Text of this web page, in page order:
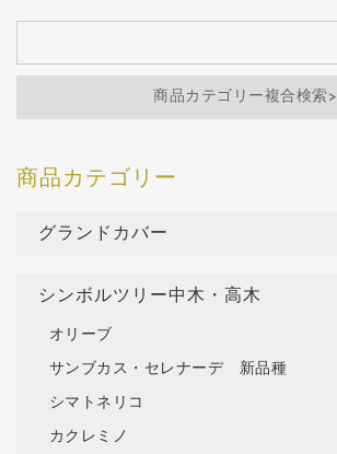
商品カテゴリー複合検索>
グランドカバー
シンボルツリー中木・高木
オリーブ
サンブカス・セレナーデ 新品種
シマトネリコ
カクレミノ